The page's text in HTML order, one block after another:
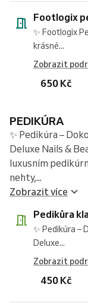
Footlogix
✨ Footlogix
krásné...
Zobrazit
650 Kč
PEDIKÚRA
✨ Pedikúra –
Deluxe Nails &
luxusním
nehty,...
Zobrazit více
Pedikůra
✨ Pedikúra –
Deluxe...
Zobrazit
450 Kč